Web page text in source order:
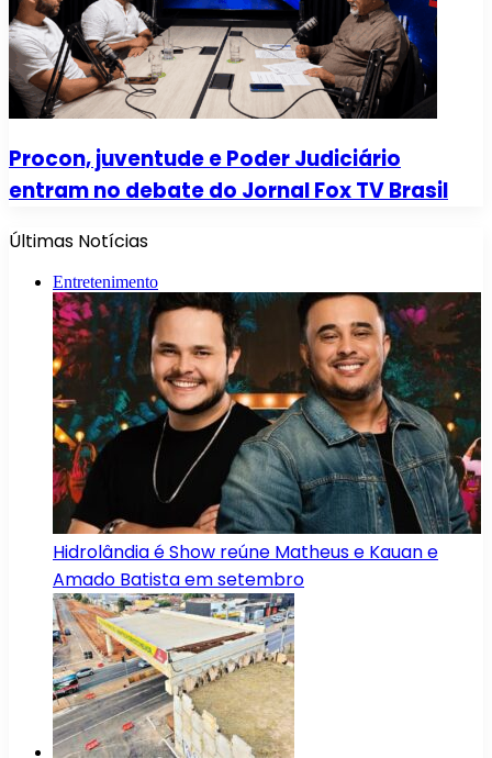
Procon, juventude e Poder Judiciário
entram no debate do Jornal Fox TV Brasil
Últimas Notícias
Entretenimento
Hidrolândia é Show reúne Matheus e Kauan e
Amado Batista em setembro